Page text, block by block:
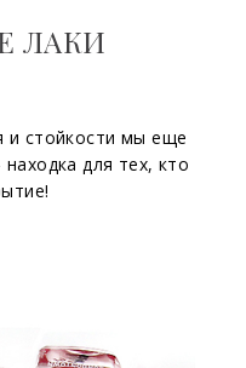
ЛАКИ
и стойкости мы еще
находка для тех, кто